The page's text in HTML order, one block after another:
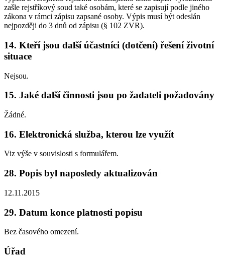
zašle rejstříkový soud také osobám, které se zapisují podle jiného
zákona v rámci zápisu zapsané osoby. Výpis musí být odeslán
nejpozději do 3 dnů od zápisu (§ 102 ZVR).
14. Kteří jsou další účastníci (dotčení) řešení životní
situace
Nejsou.
15. Jaké další činnosti jsou po žadateli požadovány
Žádné.
16. Elektronická služba, kterou lze využít
Viz výše v souvislosti s formulářem.
28. Popis byl naposledy aktualizován
12.11.2015
29. Datum konce platnosti popisu
Bez časového omezení.
Úřad